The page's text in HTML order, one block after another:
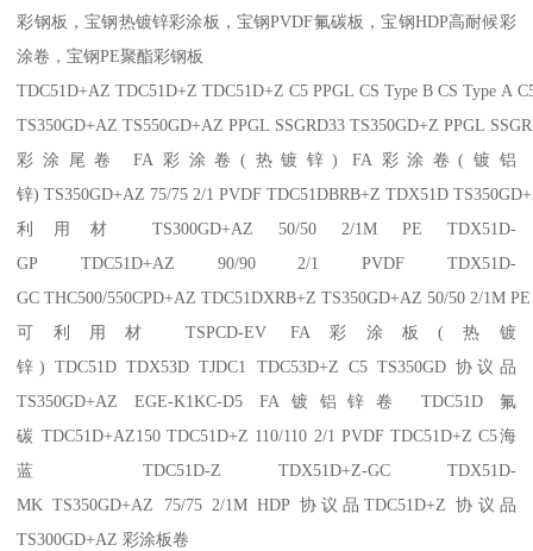
彩钢板，宝钢热镀锌彩涂板，宝钢PVDF氟碳板，宝钢HDP高耐候彩
涂卷，宝钢PE聚酯彩钢板
TDC51D+AZ TDC51D+Z TDC51D+Z C5 PPGL CS Type B CS Type A
TS350GD+AZ TS550GD+AZ PPGL SSGRD33 TS350GD+Z PPGL
彩涂尾卷 FA彩涂卷(热镀锌) FA彩涂卷(镀铝
锌) TS350GD+AZ 75/75 2/1 PVDF TDC51DBRB+Z TDX51D
利用材 TS300GD+AZ 50/50 2/1M PE TDX51D-
GP TDC51D+AZ 90/90 2/1 PVDF TDX51D-
GC THC500/550CPD+AZ TDC51DXRB+Z TS350GD+AZ 50/50 2/1M
可利用材 TSPCD-EV FA彩涂板(热镀
锌) TDC51D TDX53D TJDC1 TDC53D+Z C5 TS350GD 协议品
TS350GD+AZ EGE-K1KC-D5 FA镀铝锌卷 TDC51D 氟
碳 TDC51D+AZ150 TDC51D+Z 110/110 2/1 PVDF TDC51D+Z C5海
蓝 TDC51D-Z TDX51D+Z-GC TDX51D-
MK TS350GD+AZ 75/75 2/1M HDP 协议品TDC51D+Z 协议品
TS300GD+AZ 彩涂板卷